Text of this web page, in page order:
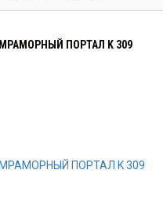
МРАМОРНЫЙ ПОРТАЛ K 309